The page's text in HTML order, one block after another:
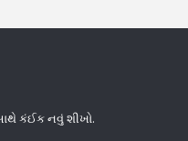
કંઈક નવું શીખો.